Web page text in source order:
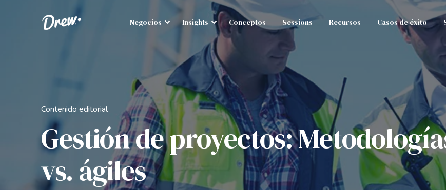
Negocios Insights Conceptos Sessions Recursos Casos de éxito
Contenido editorial
Gestión de proyectos:
vs. ágiles